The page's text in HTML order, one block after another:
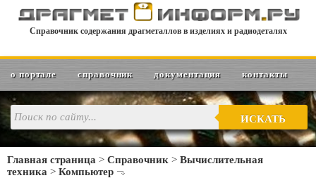
Справочник содержания драгметаллов в изделиях и радиодеталях
о портале справочник документация контакты
ИСКАТЬ
Главная страница > Справочник > Вычислительная
техника > Компьютер